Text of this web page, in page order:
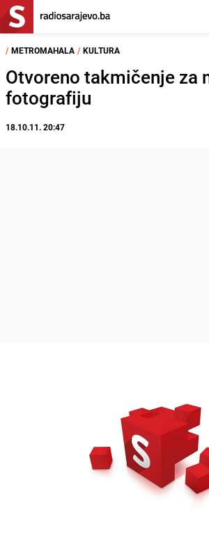
/ METROMAHALA / KULTURA
Otvoreno takmičenje za
fotografiju
18.10.11. 20:47